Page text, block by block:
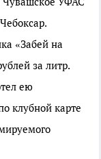
«Забей на
за литр.
ею
клубной карте